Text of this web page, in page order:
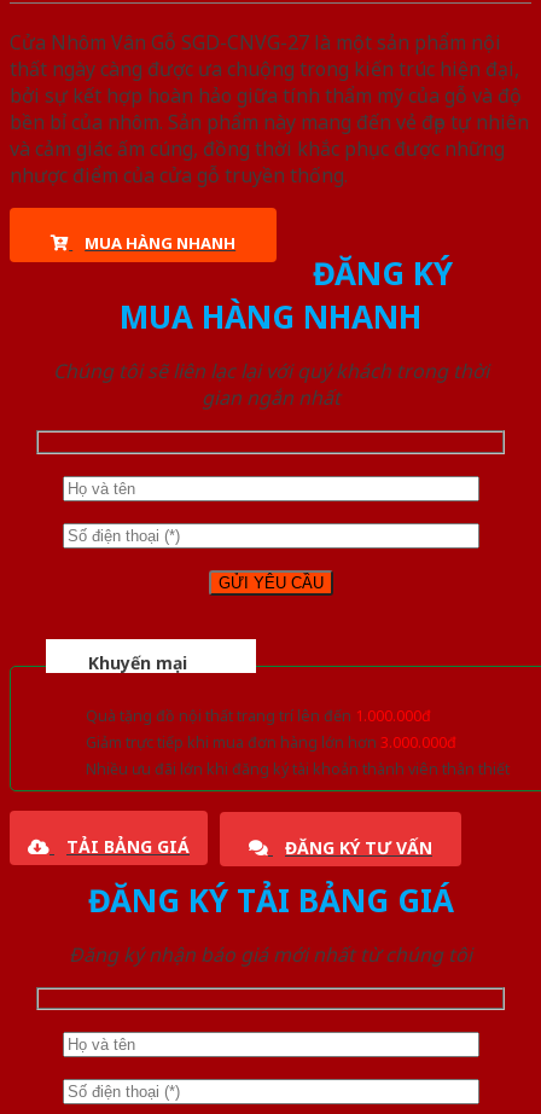
Cửa Nhôm Vân Gỗ SGD-CNVG-27 là một sản phẩm nội
thất ngày càng được ưa chuộng trong kiến trúc hiện đại,
bởi sự kết hợp hoàn hảo giữa tính thẩm mỹ của gỗ và độ
bền bỉ của nhôm. Sản phẩm này mang đến vẻ đẹp tự nhiên
và cảm giác ấm cúng, đồng thời khắc phục được những
nhược điểm của cửa gỗ truyền thống.
MUA HÀNG NHANH
ĐĂNG KÝ
MUA HÀNG NHANH
Chúng tôi sẽ liên lạc lại với quý khách trong thời
gian ngắn nhất
Khuyến mại
Quà tặng đồ nội thất trang trí lên đến 1.000.000đ
Giảm trực tiếp khi mua đơn hàng lớn hơn 3.000.000đ
Nhiều ưu đãi lớn khi đăng ký tài khoản thành viên thân thiết
TẢI BẢNG GIÁ ĐĂNG KÝ TƯ VẤN
ĐĂNG KÝ TẢI BẢNG GIÁ
Đăng ký nhận báo giá mới nhất từ chúng tôi